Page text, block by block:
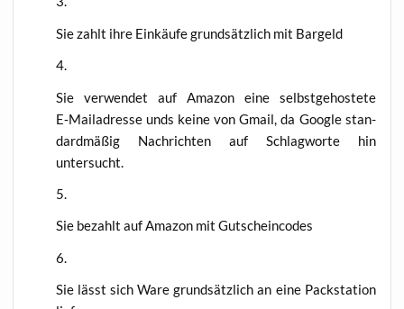
Sie zahlt ihre Ein­käu­fe grund­sätz­lich mit Bargeld
Sie ver­wen­det auf Ama­zon eine selbst­ge­hos­te­te
E‑Mailadresse unds kei­ne von Gmail, da Goog­le stan­
dard­mä­ßig Nach­rich­ten auf Schlag­wor­te hin
untersucht.
Sie bezahlt auf Ama­zon mit Gutscheincodes
Sie lässt sich Ware grund­sätz­lich an eine Pack­sta­ti­on